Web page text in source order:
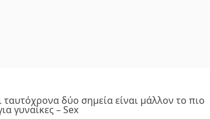
δύο σημεία είναι μάλλον το πιο
γυναίκες – Sex